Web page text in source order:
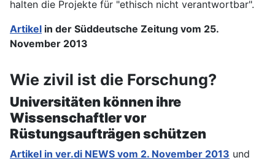
halten die Projekte für "ethisch nicht verantwortbar".
Artikel in der Süddeutsche Zeitung vom 25.
November 2013
Wie zivil ist die Forschung?
Universitäten können ihre
Wissenschaftler vor
Rüstungsaufträgen schützen
Artikel in ver.di NEWS vom 2. November 2013 und